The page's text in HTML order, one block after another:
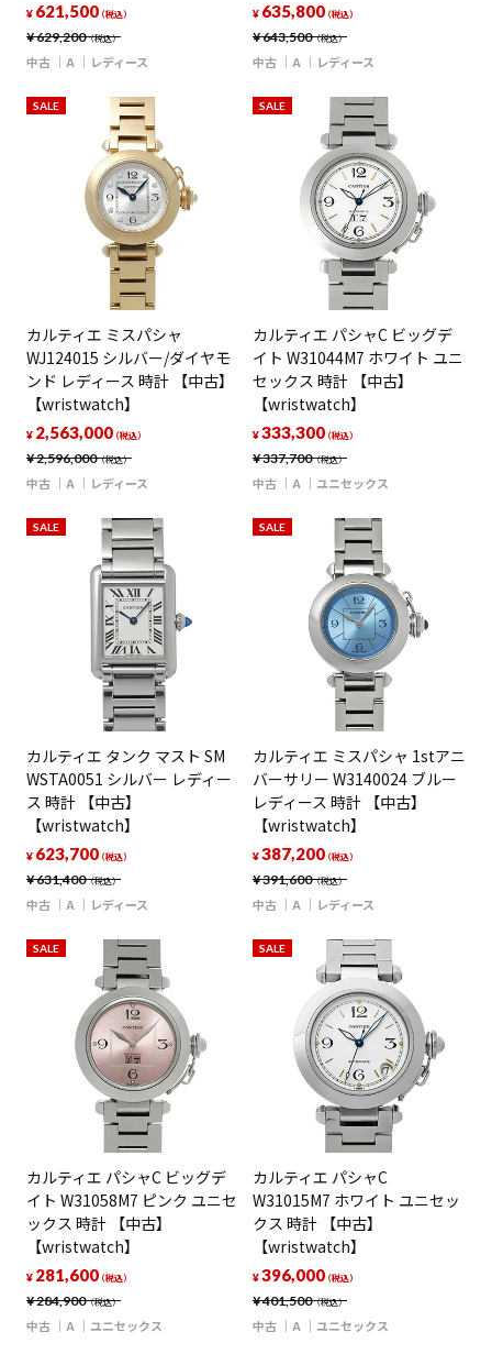
¥629,200（税込）
¥ 621,500（税込）
中古 A レディース
¥643,500（税込）
¥ 635,800（税込）
中古 A レディース
SALE
カルティエ ミスパシャ
WJ124015 シルバー/ダイヤモ
ンド レディース 時計 【中古】
【wristwatch】
¥2,596,000（税込）
¥ 2,563,000（税込）
中古 A レディース
SALE
カルティエ パシャC ビッグデ
イト W31044M7 ホワイト ユニ
セックス 時計 【中古】
【wristwatch】
¥337,700（税込）
¥333,300（税込）
中古 A ユニセックス
SALE
カルティエ タンク マスト SM
WSTA0051 シルバー レディー
ス 時計 【中古】
【wristwatch】
¥631,400（税込）
¥ 623,700（税込）
中古 A レディース
SALE
カルティエ ミスパシャ 1stアニ
バーサリー W3140024 ブルー
レディース 時計 【中古】
【wristwatch】
¥391,600（税込）
¥387,200（税込）
中古 A レディース
SALE
カルティエ パシャC ビッグデ
イト W31058M7 ピンク ユニセ
ックス 時計 【中古】
【wristwatch】
¥284,900（税込）
¥ 281,600（税込）
中古 A ユニセックス
SALE
カルティエ パシャC
W31015M7 ホワイト ユニセッ
クス 時計 【中古】
【wristwatch】
¥401,500（税込）
¥396,000（税込）
中古 A ユニセックス